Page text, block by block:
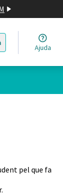
Elegir el idioma
Ajuda
pel que fa